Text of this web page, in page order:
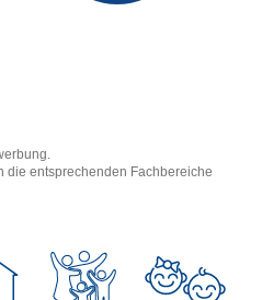
die entsprechenden Fachbereiche